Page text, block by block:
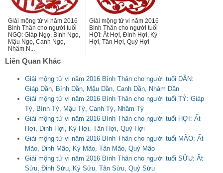
Giải mộng tử vi năm 2016
Bính Thân cho người tuổi
NGỌ: Giáp Ngọ, Bính Ngọ,
Mậu Ngọ, Canh Ngọ,
Nhâm N...
Giải mộng tử vi năm 2016
Bính Thân cho người tuổi
HỢI: Ất Hợi, Đinh Hợi, Kỷ
Hợi, Tân Hợi, Quý Hợi
Liên Quan Khác
Giải mộng tử vi năm 2016 Bính Thân cho người tuổi DẦN:
Giáp Dần, Bính Dần, Mậu Dần, Canh Dần, Nhâm Dần
Giải mộng tử vi năm 2016 Bính Thân cho người tuổi TÝ: Giáp
Tý, Bính Tý, Mậu Tý, Canh Tý, Nhâm Tý
Giải mộng tử vi năm 2016 Bính Thân cho người tuổi HỢI: Ất
Hợi, Đinh Hợi, Kỷ Hợi, Tân Hợi, Quý Hợi
Giải mộng tử vi năm 2016 Bính Thân cho người tuổi MÃO: Ất
Mão, Đinh Mão, Kỷ Mão, Tân Mão, Quý Mão
Giải mộng tử vi năm 2016 Bính Thân cho người tuổi SỬU: Ất
Sửu, Đinh Sửu, Kỷ Sửu, Tân Sửu, Quý Sửu